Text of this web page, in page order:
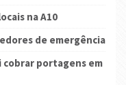
na A10
de emergência
cobrar portagens em